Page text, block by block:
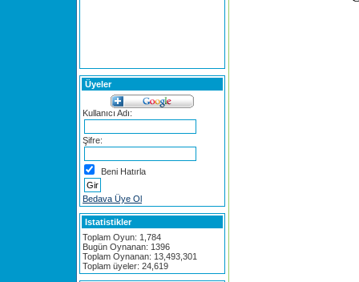
Üyeler
Kullanıcı Adı:
Şifre:
Beni Hatırla
Bedava Üye Ol
Istatistikler
Toplam Oyun: 1,784
Bugün Oynanan: 1396
Toplam Oynanan: 13,493,301
Toplam üyeler: 24,619